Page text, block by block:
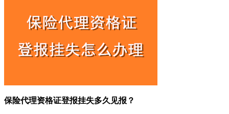
保险代理资格证登报挂失多久见报？